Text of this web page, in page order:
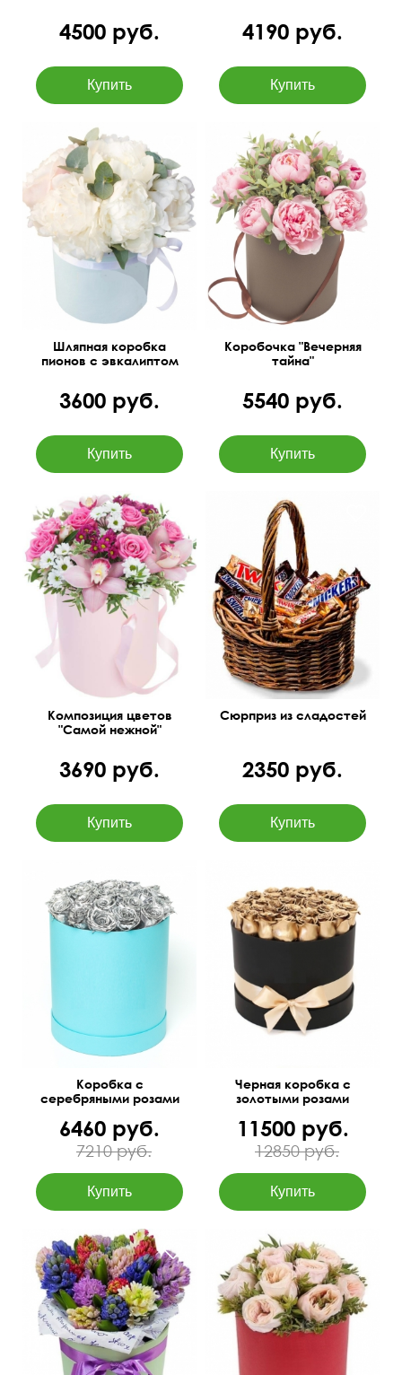
4500 руб. 4190 руб.
25 см 30 см
Шляпная коробка
пионов с эвкалиптом
3600 руб.
Flame - 11шт., фисташка,
коробка, оазис.
Коробочка "Вечерняя
тайна"
5540 руб.
Розы Россия, орхидея
цимбидиум в колбе,
хризантемы сантини,
папоротник, питтоспорум
Композиция цветов
"Самой нежной"
3690 руб.
Сюрприз из сладостей
2350 руб.
Коробка с
серебряными розами
6460 руб.
7210 руб.
Черная коробка с
золотыми розами
11500 руб.
12850 руб.
30 см 25 см
Нежная роза, фисташка,
шляпная коробка
маленькая,
флористический оазис